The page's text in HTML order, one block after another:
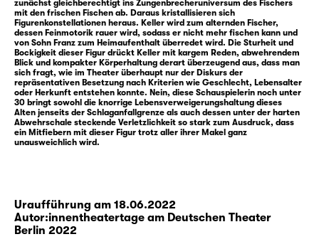
aufbaut“, hieß es in der Begründung der Jury
derAutor:innentheatertage (ATT), die
„Fischer Fritz“ auswählte für eine der drei
Uraufführungen, die im Rahmen der ATT am
Deutschen Theater Berlin und dann an den
Kooperationstheatern stattfinden.
Inszenieren wird Enrico Lübbe, Intendant des
Schauspiel Leipzig, im Team mit Hugo
Gretler (Bühne) und Sabine Blickenstorfer
Raphaela Bardutzky studierte
Schauspieldramaturgie, Philosophie und
zunächst gleichberechtigt ins Zungenbrecheruniversum des Fischers
mit den frischen Fischen ab. Daraus kristallisieren sich
Figurenkonstellationen heraus. Keller wird zum alternden Fischer,
dessen Feinmotorik rauer wird, sodass er nicht mehr fischen kann und
von Sohn Franz zum Heimaufenthalt überredet wird. Die Sturheit und
Bockigkeit dieser Figur drückt Keller mit kargem Reden, abwehrendem
Blick und kompakter Körperhaltung derart überzeugend aus, dass man
sich fragt, wie im Theater überhaupt nur der Diskurs der
repräsentativen Besetzung nach Kriterien wie Geschlecht, Lebensalter
oder Herkunft entstehen konnte. Nein, diese Schauspielerin noch unter
30 bringt sowohl die knorrige Lebensverweigerungshaltung dieses
Alten jenseits der Schlaganfallgrenze als auch dessen unter der harten
Abwehrschale steckende Verletzlichkeit so stark zum Ausdruck, dass
ein Mitfiebern mit dieser Figur trotz aller ihrer Makel ganz
unausweichlich wird.
Uraufführung am 18.06.2022
Autor:innentheatertage am Deutschen Theater
Berlin 2022